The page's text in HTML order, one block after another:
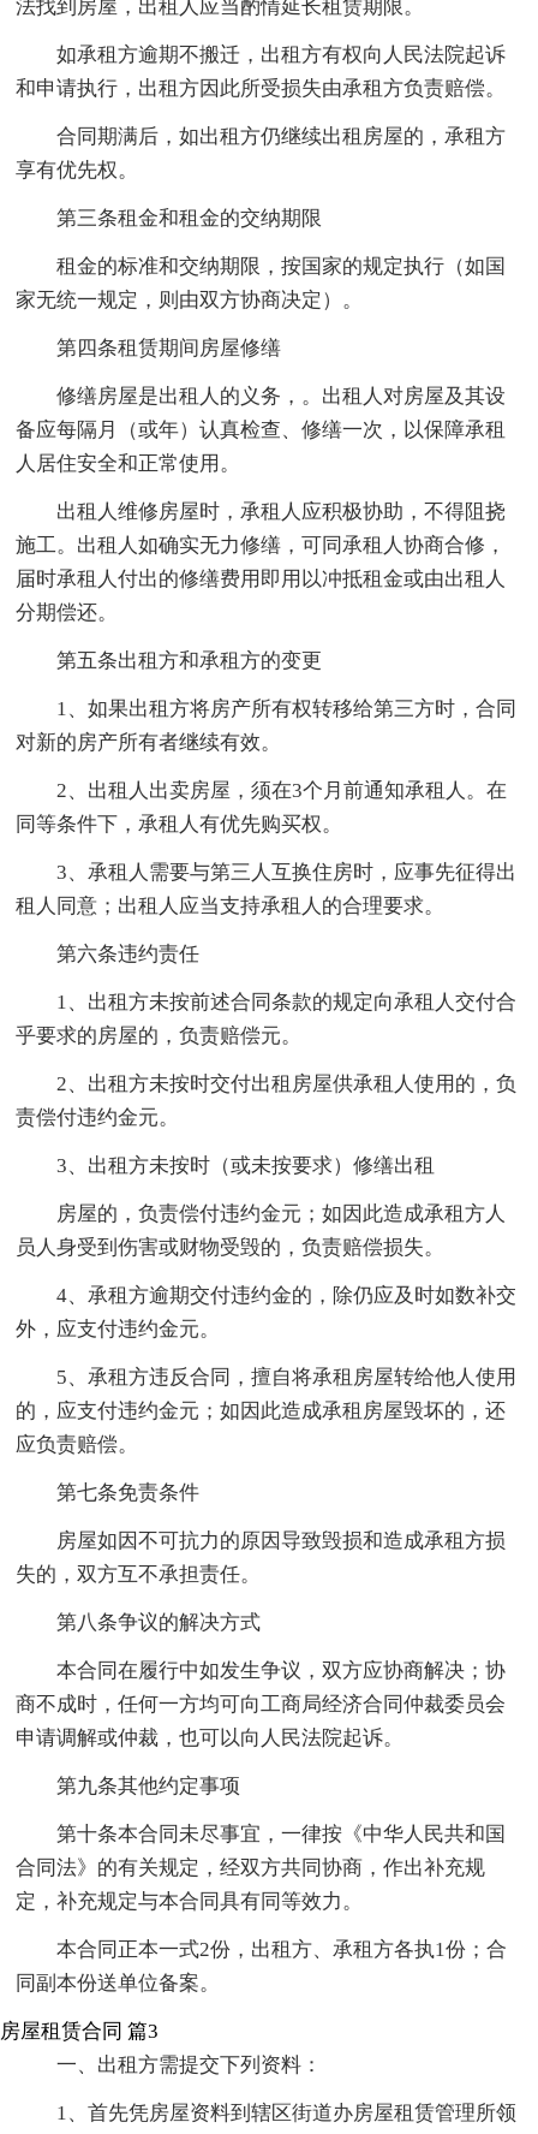
法找到房屋，出租人应当酌情延长租赁期限。
如承租方逾期不搬迁，出租方有权向人民法院起诉
和申请执行，出租方因此所受损失由承租方负责赔偿。
合同期满后，如出租方仍继续出租房屋的，承租方
享有优先权。
第三条租金和租金的交纳期限
租金的标准和交纳期限，按国家的规定执行（如国
家无统一规定，则由双方协商决定）。
第四条租赁期间房屋修缮
修缮房屋是出租人的义务，。出租人对房屋及其设
备应每隔月（或年）认真检查、修缮一次，以保障承租
人居住安全和正常使用。
出租人维修房屋时，承租人应积极协助，不得阻挠
施工。出租人如确实无力修缮，可同承租人协商合修，
届时承租人付出的修缮费用即用以冲抵租金或由出租人
分期偿还。
第五条出租方和承租方的变更
1、如果出租方将房产所有权转移给第三方时，合同
对新的房产所有者继续有效。
2、出租人出卖房屋，须在3个月前通知承租人。在
同等条件下，承租人有优先购买权。
3、承租人需要与第三人互换住房时，应事先征得出
租人同意；出租人应当支持承租人的合理要求。
第六条违约责任
1、出租方未按前述合同条款的规定向承租人交付合
乎要求的房屋的，负责赔偿元。
2、出租方未按时交付出租房屋供承租人使用的，负
责偿付违约金元。
3、出租方未按时（或未按要求）修缮出租
房屋的，负责偿付违约金元；如因此造成承租方人
员人身受到伤害或财物受毁的，负责赔偿损失。
4、承租方逾期交付违约金的，除仍应及时如数补交
外，应支付违约金元。
5、承租方违反合同，擅自将承租房屋转给他人使用
的，应支付违约金元；如因此造成承租房屋毁坏的，还
应负责赔偿。
第七条免责条件
房屋如因不可抗力的原因导致毁损和造成承租方损
失的，双方互不承担责任。
第八条争议的解决方式
本合同在履行中如发生争议，双方应协商解决；协
商不成时，任何一方均可向工商局经济合同仲裁委员会
申请调解或仲裁，也可以向人民法院起诉。
第九条其他约定事项
第十条本合同未尽事宜，一律按《中华人民共和国
合同法》的有关规定，经双方共同协商，作出补充规
定，补充规定与本合同具有同等效力。
本合同正本一式2份，出租方、承租方各执1份；合
同副本份送单位备案。
房屋租赁合同 篇3
一、出租方需提交下列资料：
1、首先凭房屋资料到辖区街道办房屋租赁管理所领